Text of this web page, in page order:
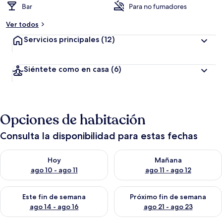
Bar
Para no fumadores
Ver todos
Servicios principales (12)
Siéntete como en casa (6)
Opciones de habitación
Consulta la disponibilidad para estas fechas
Hoy
ago 10 - ago 11
Consulta la disponibilidad para hoy ago 10 - ago 11
Mañana
ago 11 - ago 12
Consulta la disponibilidad
Este fin de semana
ago 14 - ago 16
Consulta la disponibilidad para este fin de semana ago 14 -
Próximo fin de semana
ago 21 - ago 23
Consulta la disponibilidad